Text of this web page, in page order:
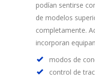
podían sentirse
de modelos
completamente.
incorporan
modos de
control de